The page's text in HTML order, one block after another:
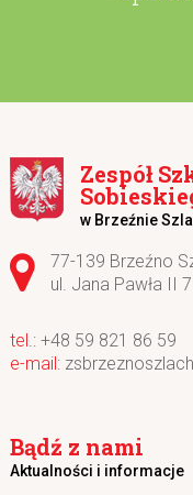
Zespół
w Brzeźnie
Adres pocztowy:
77-139 Brzeźno
ul. Jana Pawła II
+48 59 821 86 59
Bądź z nami
Aktualności i informacje